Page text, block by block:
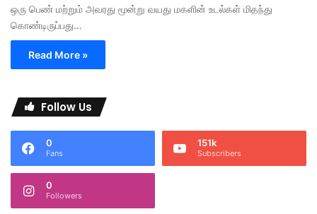
ஒரு பெண் மற்றும் அவரது மூன்று வயது மகளின் உடல்கள் மிதந்து
கொண்டிருப்பது…
Read More »
Follow Us
0
Fans
151k
Subscribers
0
Followers